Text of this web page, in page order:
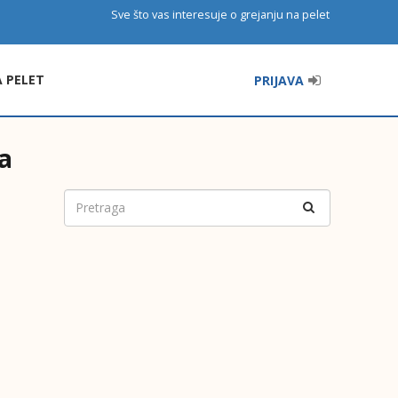
Sve što vas interesuje o grejanju na pelet
PRIJAVA
PELET